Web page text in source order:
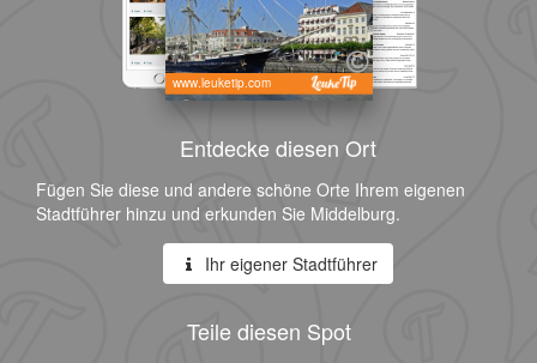
www.leuketip.com
Entdecke diesen Ort
Fügen Sie diese und andere schöne Orte Ihrem eigenen
Stadtführer hinzu und erkunden Sie Middelburg.
Ihr eigener Stadtführer
Teile diesen Spot